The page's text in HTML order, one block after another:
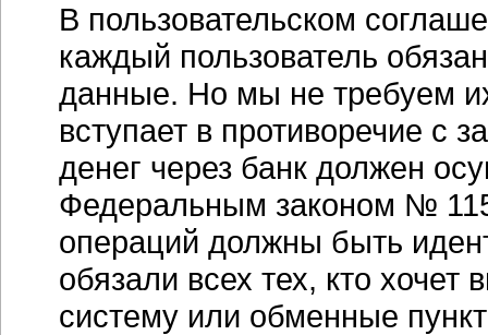
В пользовательском
каждый пользователь
данные. Но мы не требуем
вступает в противоречие с
денег через банк должен
Федеральным законом № 115
операций должны быть
обязали всех тех, кто хочет
систему или обменные